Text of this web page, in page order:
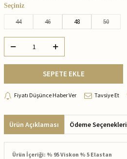
Seçiniz
44 46 48 50
SEPETE EKLE
Fiyatı Düşünce Haber Ver Tavsiye Et
Ürün Açıklaması Ödeme Seçenekleri
Ürün İçeriği: % 95 Viskon % 5 Elastan